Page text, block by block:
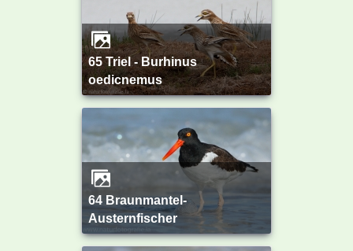
65 Triel - Burhinus
oedicnemus
64 Braunmantel-
Austernfischer